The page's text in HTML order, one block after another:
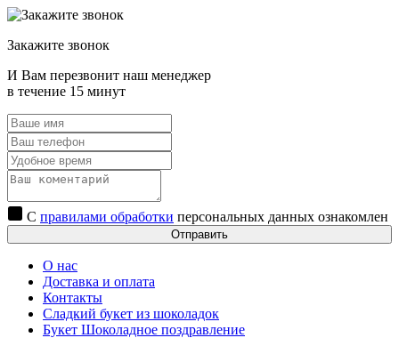
Закажите звонок
И Вам перезвонит наш менеджер
в течение 15 минут
С правилами обработки персональных данных ознакомлен
Отправить
О нас
Доставка и оплата
Контакты
Сладкий букет из шоколадок
Букет Шоколадное поздравление